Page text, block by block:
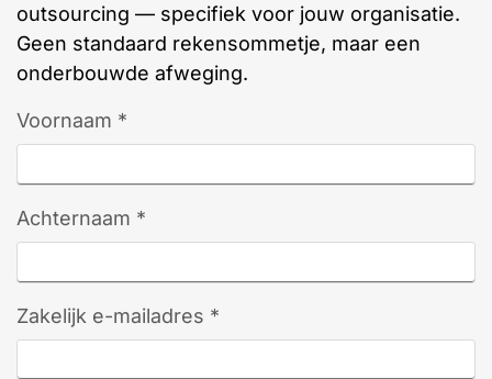
outsourcing — specifiek voor jouw organisatie.
Geen standaard rekensommetje, maar een
onderbouwde afweging.
Voornaam *
Achternaam *
Zakelijk e-mailadres *